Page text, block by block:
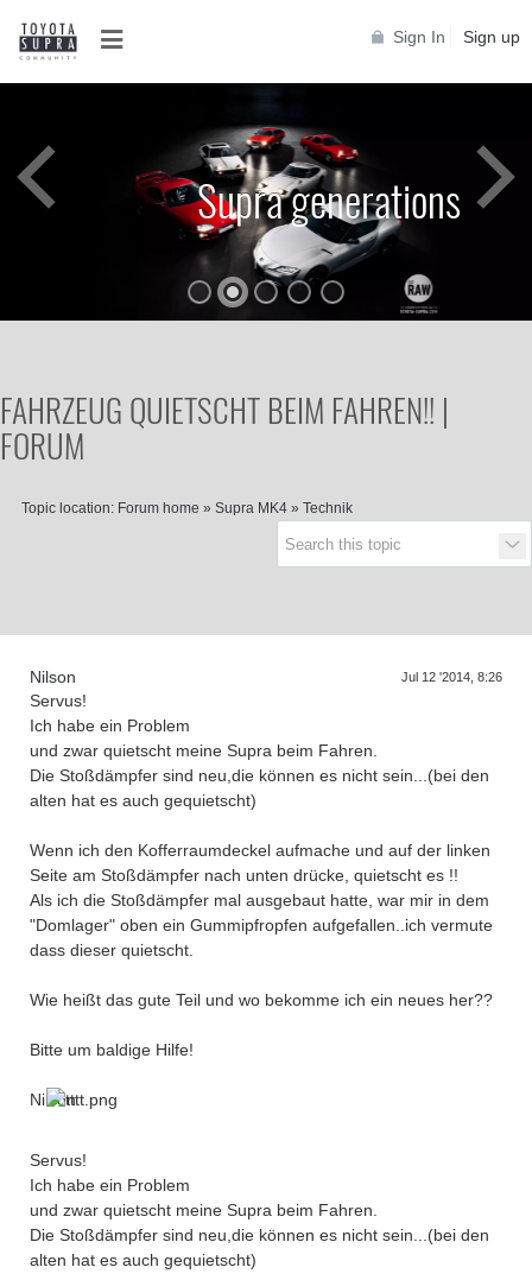
Sign In Sign up
Supra generations
Supra generations
FAHRZEUG QUIETSCHT BEIM FAHREN!! |
FORUM
Topic location: Forum home » Supra MK4 » Technik
Nilson Jul 12 '2014, 8:26
Servus!
Ich habe ein Problem
und zwar quietscht meine Supra beim Fahren.
Die Stoßdämpfer sind neu,die können es nicht sein...(bei den
alten hat es auch gequietscht)
Wenn ich den Kofferraumdeckel aufmache und auf der linken
Seite am Stoßdämpfer nach unten drücke, quietscht es !!
Als ich die Stoßdämpfer mal ausgebaut hatte, war mir in dem
"Domlager" oben ein Gummipfropfen aufgefallen..ich vermute
dass dieser quietscht.
Wie heißt das gute Teil und wo bekomme ich ein neues her??
Bitte um baldige Hilfe!
Nilson
Servus!
Ich habe ein Problem
und zwar quietscht meine Supra beim Fahren.
Die Stoßdämpfer sind neu,die können es nicht sein...(bei den
alten hat es auch gequietscht)